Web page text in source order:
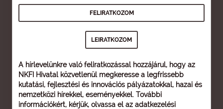
A hírlevelünkre való feliratkozással hozzájárul, hogy az
NKFI Hivatal közvetlenül megkeresse a legfrissebb
kutatási, fejlesztési és innovációs pályázatokkal, hazai és
nemzetközi hírekkel, eseményekkel. További
információkért, kérjük, olvassa el az adatkezelési